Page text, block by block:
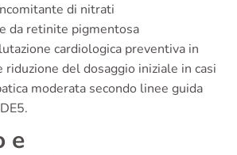
di nitrati
da retinite pigmentosa
cardiologica preventiva in
riduzione del dosaggio iniziale in casi
moderata secondo linee guida
e